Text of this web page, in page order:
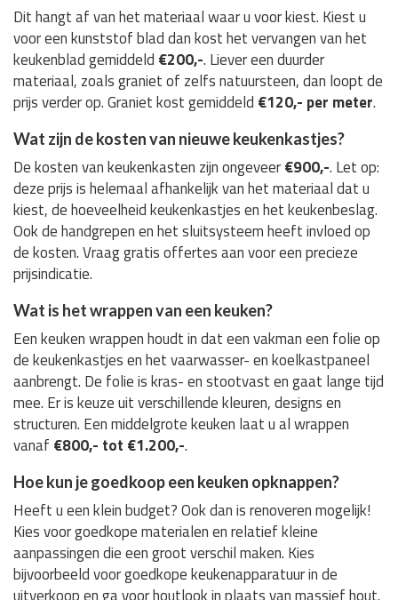
Dit hangt af van het materiaal waar u voor kiest. Kiest u
voor een kunststof blad dan kost het vervangen van het
keukenblad gemiddeld €200,-. Liever een duurder
materiaal, zoals graniet of zelfs natuursteen, dan loopt de
prijs verder op. Graniet kost gemiddeld €120,- per meter.
Wat zijn de kosten van nieuwe keukenkastjes?
De kosten van keukenkasten zijn ongeveer€900,-. Let op:
deze prijs is helemaal afhankelijk van het materiaal dat u
kiest, de hoeveelheid keukenkastjes en het keukenbeslag.
Ook de handgrepen en het sluitsysteem heeft invloed op
de kosten. Vraag gratis offertes aan voor een precieze
prijsindicatie.
Wat is het wrappen van een keuken?
Een keuken wrappen houdt in dat een vakman een folie op
de keukenkastjes en het vaarwasser- en koelkastpaneel
aanbrengt. De folie is kras- en stootvast en gaat lange tijd
mee. Er is keuze uit verschillende kleuren, designs en
structuren. Een middelgrote keuken laat u al wrappen
vanaf €800,- tot €1.200,-.
Hoe kun je goedkoop een keuken opknappen?
Heeft u een klein budget? Ook dan is renoveren mogelijk!
Kies voor goedkope materialen en relatief kleine
aanpassingen die een groot verschil maken. Kies
bijvoorbeeld voor goedkope keukenapparatuur in de